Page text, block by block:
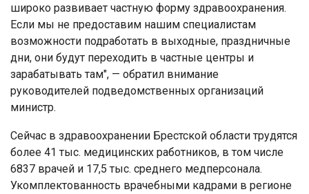
широко развивает частную форму здравоохранения.
Если мы не предоставим нашим специалистам
возможности подработать в выходные, праздничные
дни, они будут переходить в частные центры и
зарабатывать там", — обратил внимание
руководителей подведомственных организаций
министр.
Сейчас в здравоохранении Брестской области трудятся
более 41 тыс. медицинских работников, в том числе
6837 врачей и 17,5 тыс. среднего медперсонала.
Укомплектованность врачебными кадрами в регионе